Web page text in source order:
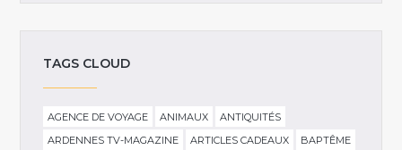
TAGS CLOUD
AGENCE DE VOYAGE ANIMAUX
ANTIQUITÉS
ARDENNES TV-MAGAZINE
ARTICLES CADEAUX
BAPTÊME